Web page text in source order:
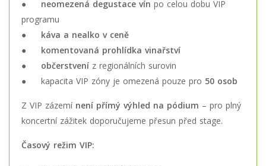
● neomezená degustace vín po celou dobu VIP
programu
● káva a nealko v ceně
● komentovaná prohlídka vinařství
● občerstvení z regionálních surovin
● kapacita VIP zóny je omezená pouze pro 50 osob
Z VIP zázemí není přímý výhled na pódium – pro plný
koncertní zážitek doporučujeme přesun před stage.
Časový režim VIP: